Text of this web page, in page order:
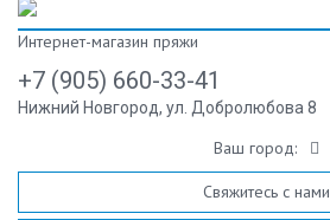
Интернет-магазин пряжи
+7 (905) 660-33-41
Нижний Новгород, ул. Добролюбова 8
Ваш город:
Свяжитесь с нами